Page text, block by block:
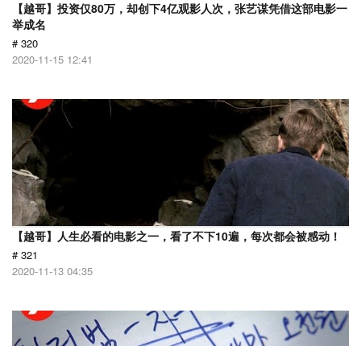
【越哥】投资仅80万，却创下4亿观影人次，张艺谋凭借这部电影一
举成名
# 320
2020-11-15 12:41
【越哥】人生必看的电影之一，看了不下10遍，每次都会被感动！
# 321
2020-11-13 04:35